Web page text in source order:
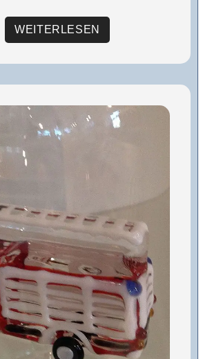
WEITERLESEN